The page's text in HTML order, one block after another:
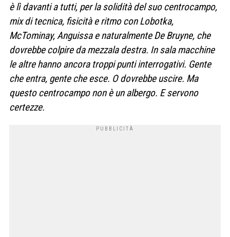
è lì davanti a tutti, per la solidità del suo centrocampo,
mix di tecnica, fisicità e ritmo con Lobotka,
McTominay, Anguissa e naturalmente De Bruyne, che
dovrebbe colpire da mezzala destra. In sala macchine
le altre hanno ancora troppi punti interrogativi. Gente
che entra, gente che esce. O dovrebbe uscire. Ma
questo centrocampo non è un albergo. E servono
certezze.